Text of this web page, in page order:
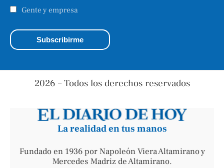
Gente y empresa
2026 – Todos los derechos reservados
La realidad en tus manos
Fundado en 1936 por Napoleón Viera Altamirano y
Mercedes Madriz de Altamirano.